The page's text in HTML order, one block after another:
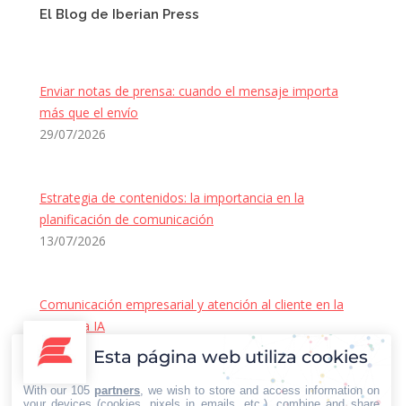
El Blog de Iberian Press
Enviar notas de prensa: cuando el mensaje importa
más que el envío
29/07/2026
Estrategia de contenidos: la importancia en la
planificación de comunicación
13/07/2026
Comunicación empresarial y atención al cliente en la
era de la IA
22/06/2026
Contacto Iberian Press
Esta página web utiliza cookies
With our 105 partners , we wish to store and access information on
your devices (cookies, pixels in emails, etc.), combine and share